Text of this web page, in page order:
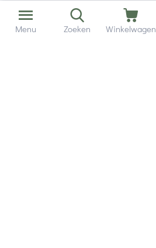
Menu Zoeken Winkelwagen